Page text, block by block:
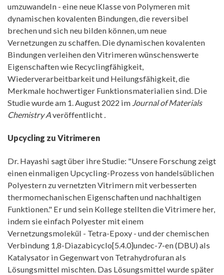
umzuwandeln - eine neue Klasse von Polymeren mit
dynamischen kovalenten Bindungen, die reversibel
brechen und sich neu bilden können, um neue
Vernetzungen zu schaffen. Die dynamischen kovalenten
Bindungen verleihen den Vitrimeren wünschenswerte
Eigenschaften wie Recyclingfähigkeit,
Wiederverarbeitbarkeit und Heilungsfähigkeit, die
Merkmale hochwertiger Funktionsmaterialien sind. Die
Studie wurde am 1. August 2022 im Journal of Materials
Chemistry Averöffentlicht .
Upcycling zu Vitrimeren
Dr. Hayashi sagt über ihre Studie: "Unsere Forschung zeigt
einen einmaligen Upcycling-Prozess von handelsüblichen
Polyestern zu vernetzten Vitrimern mit verbesserten
thermomechanischen Eigenschaften und nachhaltigen
Funktionen." Er und sein Kollege stellten die Vitrimere her,
indem sie einfach Polyester mit einem
Vernetzungsmolekül - Tetra-Epoxy - und der chemischen
Verbindung 1,8-Diazabicyclo[5.4.0]undec-7-en (DBU) als
Katalysator in Gegenwart von Tetrahydrofuran als
Lösungsmittel mischten. Das Lösungsmittel wurde später